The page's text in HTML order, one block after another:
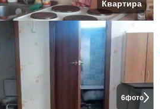
Квартира
6фото